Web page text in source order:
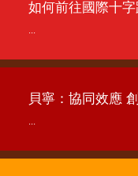
如何前往國際十字
...
貝寧：協同效應
...